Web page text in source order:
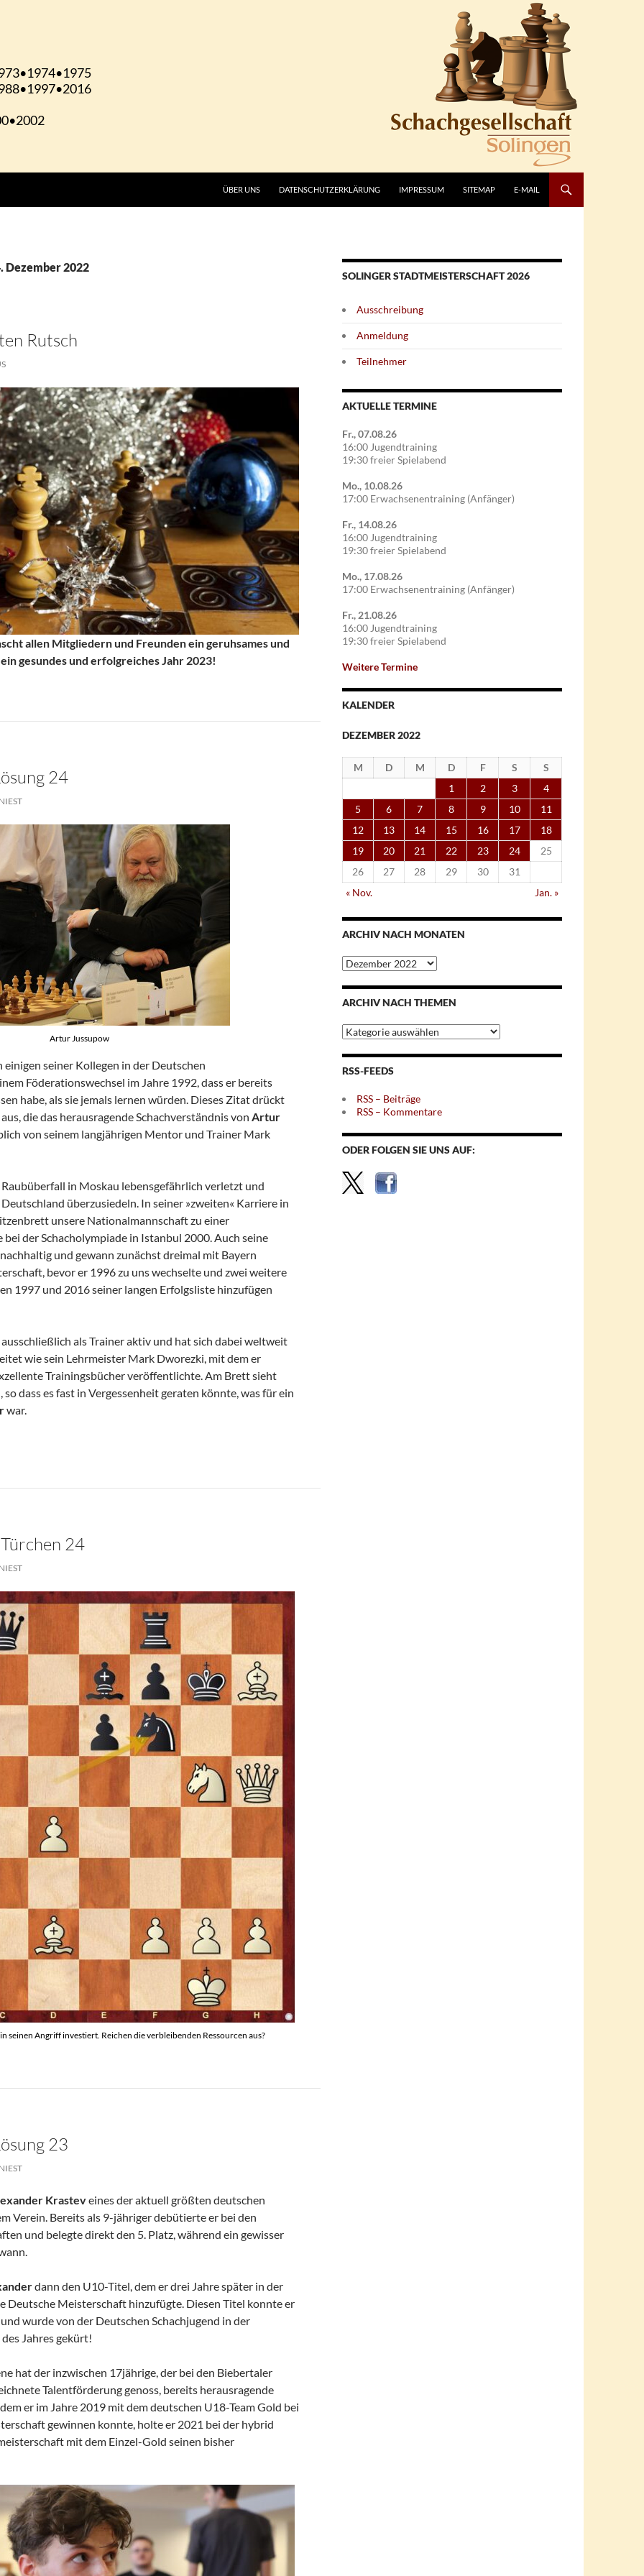
ÜBER UNS DATENSCHUTZERKLÄRUNG IMPRESSUM SITEMAP E-MAIL
Dezember 2022
Rutsch
allen Mitgliedern und Freunden ein geruhsames und
gesundes und erfolgreiches Jahr 2023!
24
Artur Jussupow
einigen seiner Kollegen in der Deutschen
Föderationswechsel im Jahre 1992, dass er bereits
habe, als sie jemals lernen würden. Dieses Zitat drückt
die das herausragende Schachverständnis von Artur
von seinem langjährigen Mentor und Trainer Mark
Raubüberfall in Moskau lebensgefährlich verletzt und
überzusiedeln. In seiner »zweiten« Karriere in
unsere Nationalmannschaft zu einer
der Schacholympiade in Istanbul 2000. Auch seine
und gewann zunächst dreimal mit Bayern
bevor er 1996 zu uns wechselte und zwei weitere
1997 und 2016 seiner langen Erfolgsliste hinzufügen
als Trainer aktiv und hat sich dabei weltweit
wie sein Lehrmeister Mark Dworezki, mit dem er
Trainingsbücher veröffentlichte. Am Brett sieht
dass es fast in Vergessenheit geraten könnte, was für ein
war.
24
seinen Angriff investiert. Reichen die verbleibenden Ressourcen aus?
23
Krasteveines der aktuell größten deutschen
Verein. Bereits als 9-jähriger debütierte er bei den
und belegte direkt den 5. Platz, während ein gewisser
dann den U10-Titel, dem er drei Jahre später in der
Deutsche Meisterschaft hinzufügte. Diesen Titel konnte er
wurde von der Deutschen Schachjugend in der
Jahres gekürt!
hat der inzwischen 17jährige, der bei den Biebertaler
Talentförderung genoss, bereits herausragende
er im Jahre 2019 mit dem deutschen U18-Team Gold bei
gewinnen konnte, holte er 2021 bei der hybrid
mit dem Einzel-Gold seinen bisher
SOLINGER STADTMEISTERSCHAFT 2026
Ausschreibung
Anmeldung
Teilnehmer
AKTUELLE TERMINE
Fr., 07.08.26
16:00 Jugendtraining
19:30 freier Spielabend
Mo., 10.08.26
17:00 Erwachsenentraining (Anfänger)
Fr., 14.08.26
16:00 Jugendtraining
19:30 freier Spielabend
Mo., 17.08.26
17:00 Erwachsenentraining (Anfänger)
Fr., 21.08.26
16:00 Jugendtraining
19:30 freier Spielabend
Weitere Termine
KALENDER
DEZEMBER 2022
M D M D F S
S
1
2 3
4
5
6 7 8 9 10
11
12
13 14 15 16 17
18
19
20 21 22 23 24
25
26
27 28 29 30
31
« Nov.
Jan. »
ARCHIV NACH MONATEN
Archiv
nach
Monaten
ARCHIV NACH THEMEN
Archiv
nach
Themen
RSS-FEEDS
RSS – Beiträge
RSS – Kommentare
ODER FOLGEN SIE UNS AUF: